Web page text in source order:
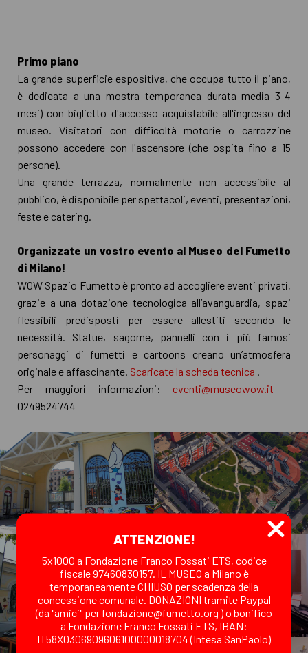
Primo piano
La grande superficie espositiva, che occupa tutto il piano,
è dedicata a una mostra temporanea durata media 3-4
mesi) con biglietto d'accesso acquistabile all'ingresso del
museo. Visitatori con difficoltà motorie o carrozzine
possono accedere con l'ascensore (che ospita fino a 15
persone).
Una grande terrazza, normalmente non accessibile al
pubblico, è disponibile per spettacoli, eventi, presentazioni,
feste e catering.
Organizzate un vostro evento al Museo del Fumetto
di Milano!
WOW Spazio Fumetto è pronto ad accogliere eventi privati,
grazie a una dotazione tecnologica all’avanguardia, spazi
flessibili predisposti per essere allestiti secondo le
necessità. Statue, sagome, pannelli con i più famosi
personaggi di fumetti e cartoons creano un’atmosfera
originale e affascinante. Scaricate la scheda tecnica .
Per maggiori informazioni:eventi@museowow.it –
0249524744
ATTENZIONE!
5x1000 a Fondazione Franco Fossati ETS, codice
fiscale 97460830157. IL MUSEO a Milano è
temporaneamente CHIUSO per scadenza della
concessione comunale. DONAZIONI tramite Paypal
(da "amici" per fondazione@fumetto.org ) o bonifico
a Fondazione Franco Fossati ETS, IBAN:
IT58X0306909606100000018704 (Intesa SanPaolo)